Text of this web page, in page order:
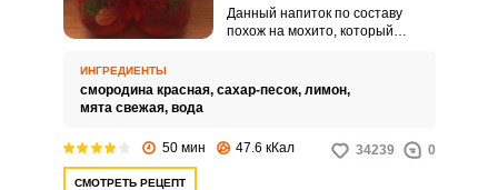
Данный напиток по составу
похож на мохито, который
все компоненты, витамины и
заболеваний.
ИНГРЕДИЕНТЫ
смородина красная, сахар-песок, лимон,
мята свежая, вода
50 мин 47.6 кКал 34239 0
СМОТРЕТЬ РЕЦЕПТ